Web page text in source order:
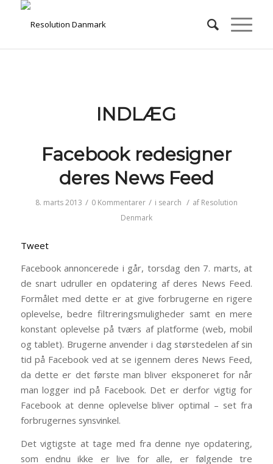
INDLÆG
Facebook redesigner
deres News Feed
8. marts 2013 / 0 Kommentarer / i search / af Resolution
Denmark
Tweet
Facebook annoncerede i går, torsdag den 7. marts, at
de snart udruller en opdatering af deres News Feed.
Formålet med dette er at give forbrugerne en rigere
oplevelse, bedre filtreringsmuligheder samt en mere
konstant oplevelse på tværs af platforme (web, mobil
og tablet). Brugerne anvender i dag størstedelen af sin
tid på Facebook ved at se igennem deres News Feed,
da dette er det første man bliver eksponeret for når
man logger ind på Facebook. Det er derfor vigtig for
Facebook at denne oplevelse bliver optimal – set fra
forbrugernes synsvinkel.
Det vigtigste at tage med fra denne nye opdatering,
som endnu ikke er live for alle, er følgende tre